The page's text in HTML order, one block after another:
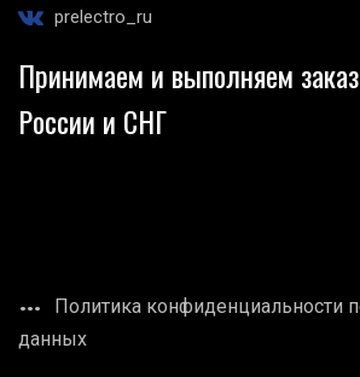
prelectro_ru
Принимаем и выполняем
России и СНГ
Политика конфиденциальности
данных